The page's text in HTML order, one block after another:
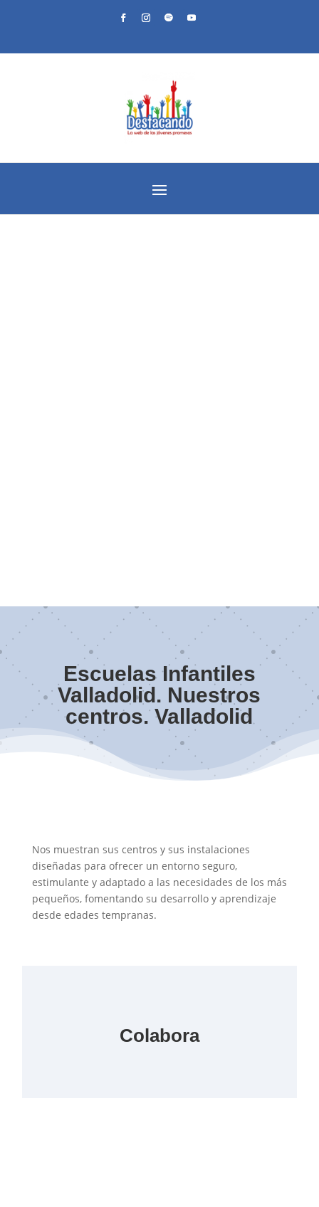
Escuelas Infantiles
Valladolid. Nuestros
centros. Valladolid
Nos muestran sus centros y sus instalaciones
diseñadas para ofrecer un entorno seguro,
estimulante y adaptado a las necesidades de los más
pequeños, fomentando su desarrollo y aprendizaje
desde edades tempranas.
Colabora